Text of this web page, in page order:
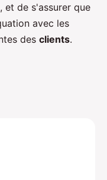
, et de s'assurer que
avec les
des clients.